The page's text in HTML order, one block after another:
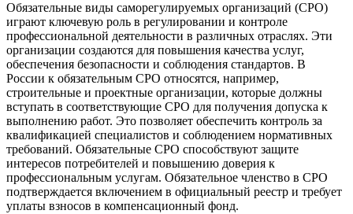
Обязательные виды саморегулируемых организаций (СРО)
играют ключевую роль в регулировании и контроле
профессиональной деятельности в различных отраслях. Эти
организации создаются для повышения качества услуг,
обеспечения безопасности и соблюдения стандартов. В
России к обязательным СРО относятся, например,
строительные и проектные организации, которые должны
вступать в соответствующие СРО для получения допуска к
выполнению работ. Это позволяет обеспечить контроль за
квалификацией специалистов и соблюдением нормативных
требований. Обязательные СРО способствуют защите
интересов потребителей и повышению доверия к
профессиональным услугам. Обязательное членство в СРО
подтверждается включением в официальный реестр и требует
уплаты взносов в компенсационный фонд.